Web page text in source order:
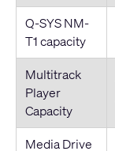
Q-SYS NM-
T1 capacity
Multitrack
Player
Capacity
Media Drive